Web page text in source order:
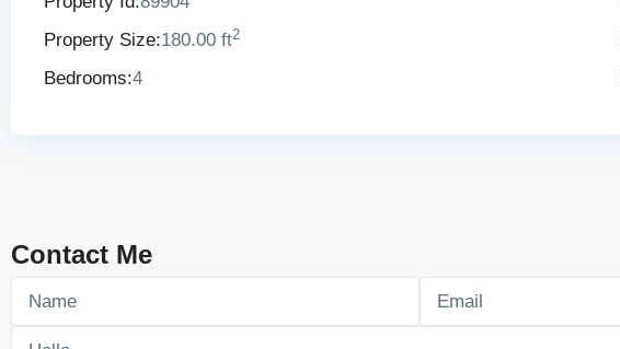
Property Size:180.00 ft2
Bedrooms:4
Contact Me